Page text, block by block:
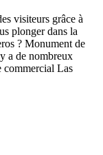
visiteurs grâce à
plonger dans la
? Monument de
a de nombreux
commercial Las